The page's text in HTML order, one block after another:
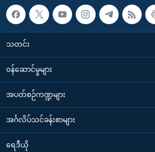
သတင်း
၀န်ဆောင်မှုများ
အပတ်စဉ်ကဏ္ဍများ
အင်္ဂလိပ်သင်ခန်းစာများ
ရေဒီယို